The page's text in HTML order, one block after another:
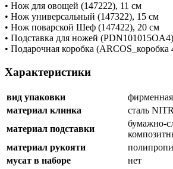
• Нож для овощей (147222), 11 см
• Нож универсальный (147322), 15 см
• Нож поварской Шеф (147422), 20 см
• Подставка для ножей
• Подарочная коробка (ARCOS_коробка
Характеристики
вид упаковки
фирменная
материал клинка
сталь
материал подставки
бумажно-
материал рукояти
мусат в наборе
нет